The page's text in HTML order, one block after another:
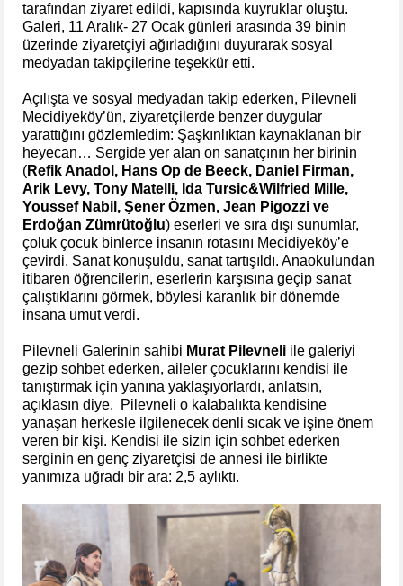
tarafından ziyaret edildi, kapısında kuyruklar oluştu.
Galeri, 11 Aralık- 27 Ocak günleri arasında 39 binin
üzerinde ziyaretçiyi ağırladığını duyurarak sosyal
medyadan takipçilerine teşekkür etti.
Açılışta ve sosyal medyadan takip ederken, Pilevneli
Mecidiyeköy’ün, ziyaretçilerde benzer duygular
yarattığını gözlemledim: Şaşkınlıktan kaynaklanan bir
heyecan… Sergide yer alan on sanatçının her birinin
(Refik Anadol, Hans Op de Beeck, Daniel Firman,
Arik Levy, Tony Matelli, Ida Tursic&Wilfried Mille,
Youssef Nabil, Şener Özmen, Jean Pigozzi ve
Erdoğan Zümrütoğlu) eserleri ve sıra dışı sunumlar,
çoluk çocuk binlerce insanın rotasını Mecidiyeköy’e
çevirdi. Sanat konuşuldu, sanat tartışıldı. Anaokulundan
itibaren öğrencilerin, eserlerin karşısına geçip sanat
çalıştıklarını görmek, böylesi karanlık bir dönemde
insana umut verdi.
Pilevneli Galerinin sahibi Murat Pilevneli ile galeriyi
gezip sohbet ederken, aileler çocuklarını kendisi ile
tanıştırmak için yanına yaklaşıyorlardı, anlatsın,
açıklasın diye. Pilevneli o kalabalıkta kendisine
yanaşan herkesle ilgilenecek denli sıcak ve işine önem
veren bir kişi. Kendisi ile sizin için sohbet ederken
serginin en genç ziyaretçisi de annesi ile birlikte
yanımıza uğradı bir ara: 2,5 aylıktı.